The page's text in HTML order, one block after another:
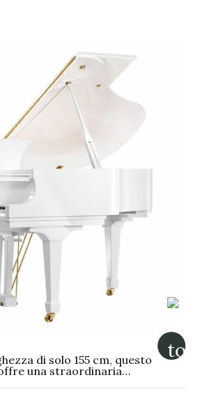
di solo 155 cm, questo
una straordinaria…